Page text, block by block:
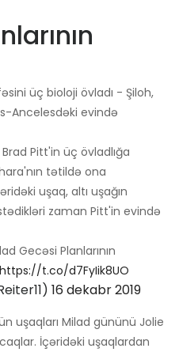
üç bioloji övladı - Şiloh,
Ancelesdəki evində
Pitt'in üç övladlığa
tətildə ona
uşaq, altı uşağın
zaman Pitt'in evində
Gecəsi Planlarının
https://t.co/d7FyIik8UO
16 dekabr 2019
uşaqları Milad gününü Jolie
İçəridəki uşaqlardan